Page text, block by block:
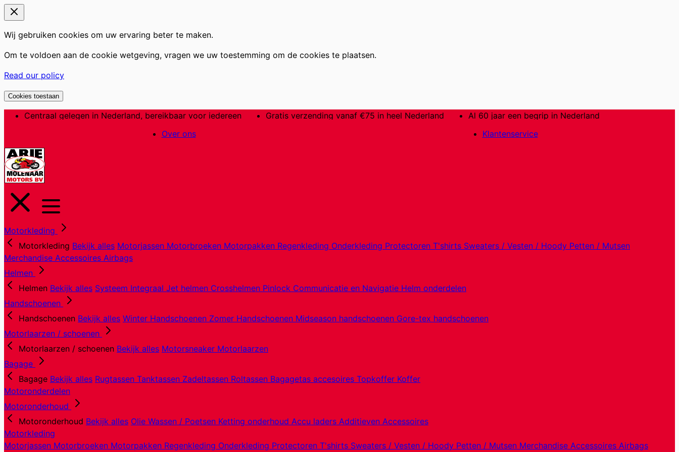
Wij gebruiken cookies om uw ervaring beter te maken.
Om te voldoen aan de cookie wetgeving, vragen we uw toestemming om de cookies te plaatsen.
Read our policy
Cookies toestaan
inhoud
Centraal gelegen in Nederland, bereikbaar voor iedereen Gratis verzending vanaf €75 in heel Nederland
Al 60 jaar een begrip in Nederland
Over ons
Klantenservice
Motorkleding
Motorkleding Bekijk alles Motorjassen Motorbroeken Motorpakken Regenkleding Onderkleding Protectoren T'shirts Sweaters / Vesten / Hoody Petten / Mutsen
Merchandise Accessoires Airbags
Helmen
Helmen Bekijk alles Systeem Integraal Jet helmen Crosshelmen Pinlock Communicatie en Navigatie Helm onderdelen
Handschoenen
Handschoenen Bekijk alles Winter Handschoenen Zomer Handschoenen Midseason handschoenen Gore-tex handschoenen
Motorlaarzen / schoenen
Motorlaarzen / schoenen Bekijk alles Motorsneaker Motorlaarzen
Bagage
Bagage Bekijk alles Rugtassen Tanktassen Zadeltassen Roltassen Bagagetas accesoires Topkoffer Koffer
Motoronderdelen
Motoronderhoud
Motoronderhoud Bekijk alles Olie Wassen / Poetsen Ketting onderhoud Accu laders Additieven Accessoires
Motorkleding
Motorjassen Motorbroeken Motorpakken Regenkleding Onderkleding Protectoren T'shirts Sweaters / Vesten / Hoody Petten / Mutsen Merchandise Accessoires Airbags